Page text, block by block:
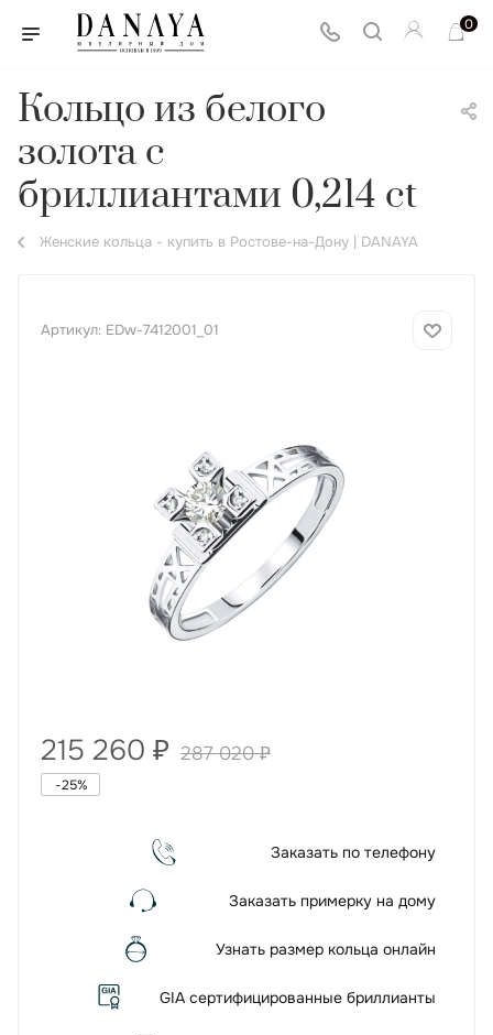
0
Кольцо из белого
золота с
бриллиантами 0,214 ct
Женские кольца - купить в Ростове-на-Дону | DANAYA
Артикул: EDw-7412001_01
215 260 ₽ 287 020₽
-25%
Заказать по телефону
Заказать примерку на дому
Узнать размер кольца онлайн
GIA сертифицированные бриллианты